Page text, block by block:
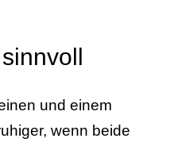
und einem
wenn beide